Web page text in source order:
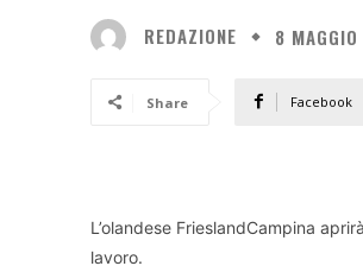
REDAZIONE 8
Share Facebook
L’olandese FrieslandCampina
lavoro.